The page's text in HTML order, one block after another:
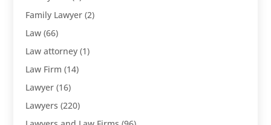
Family Lawyer (2)
Law (66)
Law attorney (1)
Law Firm (14)
Lawyer (16)
Lawyers (220)